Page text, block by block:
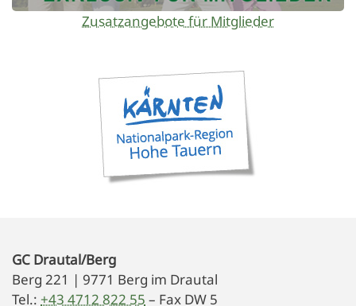
Zusatzangebote für Mitglieder
GC Drautal/Berg
Berg 221 | 9771 Berg im Drautal
Tel.: +43 4712 822 55 – Fax DW 5